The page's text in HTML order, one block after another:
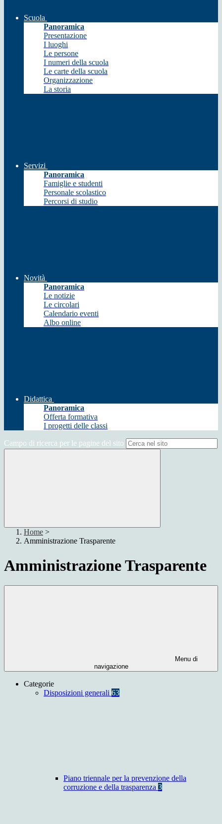
Scuola
Panoramica
Presentazione
I luoghi
Le persone
I numeri della scuola
Le carte della scuola
Organizzazione
La storia
Servizi
Panoramica
Famiglie e studenti
Personale scolastico
Percorsi di studio
Novità
Panoramica
Le notizie
Le circolari
Calendario eventi
Albo online
Didattica
Panoramica
Offerta formativa
I progetti delle classi
Campo di ricerca per le pagine del sito
Home >
Amministrazione Trasparente
Amministrazione Trasparente
Menu di
navigazione
Categorie
Disposizioni generali 63
Piano triennale per la prevenzione della
corruzione e della trasparenza 3